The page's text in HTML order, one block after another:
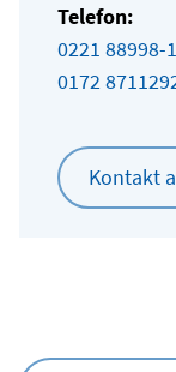
Telefon:
0221 88998-
0172
Kontakt